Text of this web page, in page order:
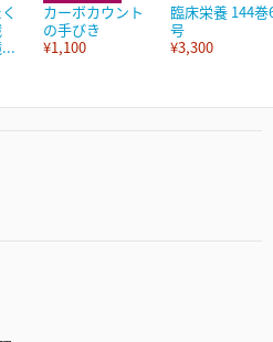
カーボカウント
の手びき
¥1,100
臨床栄養 144巻
号
¥3,300